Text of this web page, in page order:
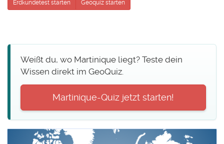
Erdkundetest starten Geoquiz starten
Weißt du, wo Martinique liegt? Teste dein
Wissen direkt im GeoQuiz.
Martinique-Quiz jetzt starten!